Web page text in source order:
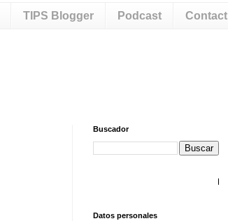
TIPS Blogger Podcast Contact
Buscador
Datos personales